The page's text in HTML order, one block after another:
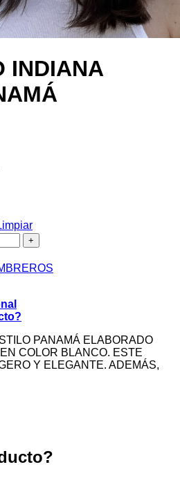
INDIANA
PANAMÁ ELABORADO
COLOR BLANCO. ESTE
Y ELEGANTE. ADEMÁS,